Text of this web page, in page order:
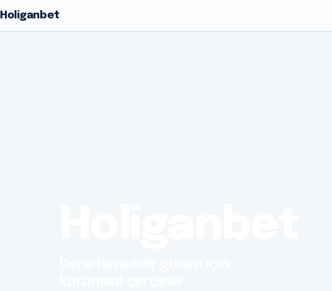
Holiganbet